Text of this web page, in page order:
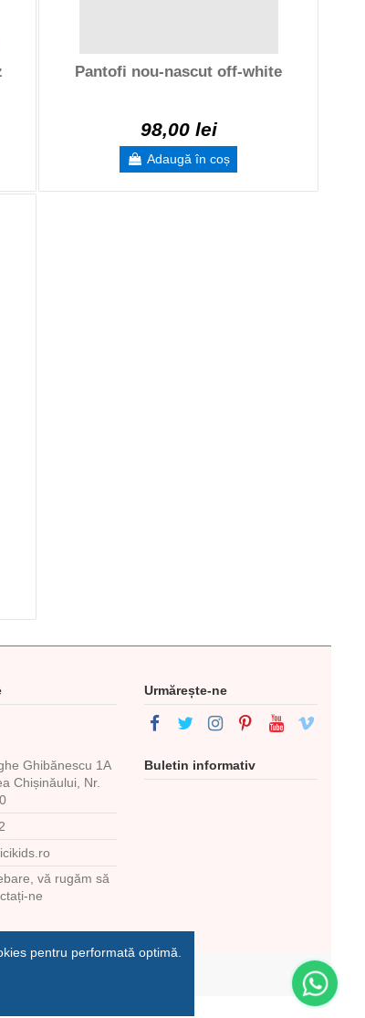
Pantofi nou-nascut off-white
98,00 lei
Adaugă în coș
Ghibănescu 1A
Chișinăului, Nr.
vă rugăm să
ne
Urmărește-ne
Buletin informativ
pentru performată optimă.